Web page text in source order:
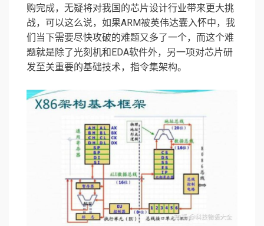
购完成，无疑将对我国的芯片设计行业带来更大挑
战，可以这么说，如果ARM被英伟达囊入怀中，我
们当下需要尽快攻破的难题又多了一个，而这个难
题就是除了光刻机和EDA软件外，另一项对芯片研
发至关重要的基础技术，指令集架构。